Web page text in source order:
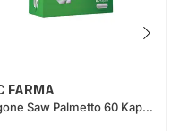
FARMA
Ligone Saw Palmetto 60 Kapsül